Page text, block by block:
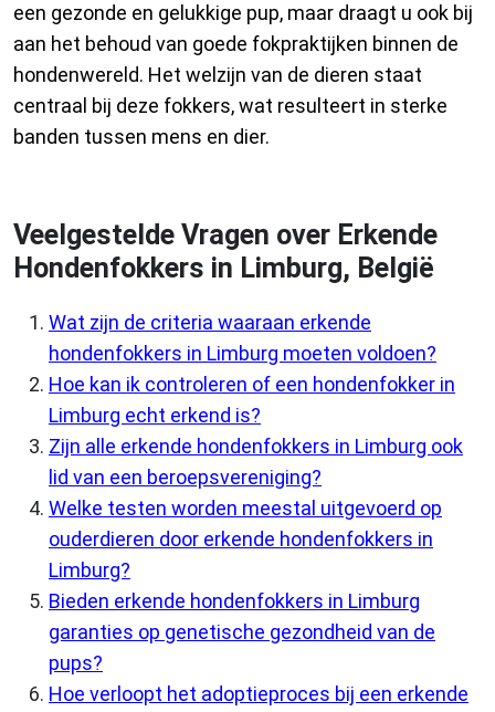
een gezonde en gelukkige pup, maar draagt u ook bij
aan het behoud van goede fokpraktijken binnen de
hondenwereld. Het welzijn van de dieren staat
centraal bij deze fokkers, wat resulteert in sterke
banden tussen mens en dier.
Veelgestelde Vragen over Erkende
Hondenfokkers in Limburg, België
Wat zijn de criteria waaraan erkende
hondenfokkers in Limburg moeten voldoen?
Hoe kan ik controleren of een hondenfokker in
Limburg echt erkend is?
Zijn alle erkende hondenfokkers in Limburg ook
lid van een beroepsvereniging?
Welke testen worden meestal uitgevoerd op
ouderdieren door erkende hondenfokkers in
Limburg?
Bieden erkende hondenfokkers in Limburg
garanties op genetische gezondheid van de
pups?
Hoe verloopt het adoptieproces bij een erkende